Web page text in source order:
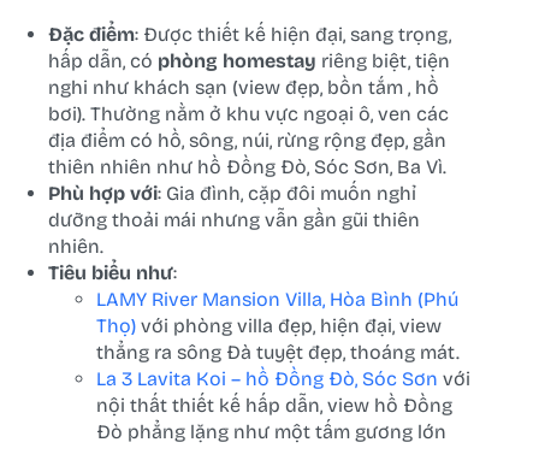
Đặc điểm: Được thiết kế hiện đại, sang trọng,
hấp dẫn, có phòng homestay riêng biệt, tiện
nghi như khách sạn (view đẹp, bồn tắm , hồ
bơi). Thường nằm ở khu vực ngoại ô, ven các
địa điểm có hồ, sông, núi, rừng rộng đẹp, gần
thiên nhiên như hồ Đồng Đò, Sóc Sơn, Ba Vì.
Phù hợp với: Gia đình, cặp đôi muốn nghỉ
dưỡng thoải mái nhưng vẫn gần gũi thiên
nhiên.
Tiêu biểu như:
LAMY River Mansion Villa, Hòa Bình (Phú
Thọ) với phòng villa đẹp, hiện đại, view
thẳng ra sông Đà tuyệt đẹp, thoáng mát.
La 3 Lavita Koi – hồ Đồng Đò, Sóc Sơn với
nội thất thiết kế hấp dẫn, view hồ Đồng
Đò phẳng lặng như một tấm gương lớn